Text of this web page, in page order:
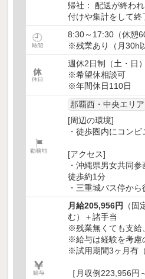
帰社： 配送が終わ
付けや集計をして終
8:30～17:30（休憩
※残業あり（月30h
週休2日制（土・日）
※希望休相談可
※年間休日110日
那覇西・中央エリア
[周辺の環境]
・徒歩圏内にコン
[アクセス]
・沖縄県男女共同
徒歩約1分
・三重城バス停か
月給205,956円
（
む）＋諸手当
※残業無くても支給
※給与は経験を考慮
※試用期間3ヶ月有（
［月収例223,956